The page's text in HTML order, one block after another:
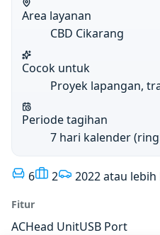
Area layanan
CBD Cikarang
Cocok untuk
Proyek lapangan,
Periode tagihan
7 hari kalender
6 2 2022 atau lebih
Fitur
ACHead UnitUSB Port